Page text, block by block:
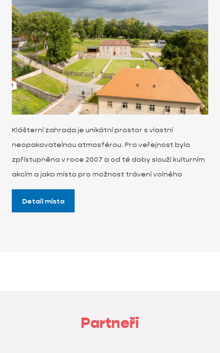
Klášterní zahrada je unikátní prostor s vlastní
neopakovatelnou atmosférou. Pro veřejnost byla
zpřístupněna v roce 2007 a od té doby slouží kulturním
akcím a jako místo pro možnost trávení volného
Detail místa
Partneři